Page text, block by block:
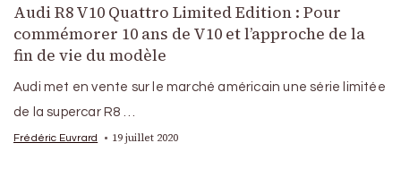
Audi R8 V10 Quattro Limited Edition : Pour
commémorer 10 ans de V10 et l’approche de la
fin de vie du modèle
Audi met en vente sur le marché américain une série limitée
de la supercar R8 …
Frédéric Euvrard 19 juillet 2020